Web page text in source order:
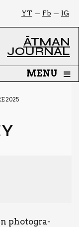
IG
Fb
YT
ĀTMAN
JOURNAL
MENU ≡
2025
pho­to­gra­